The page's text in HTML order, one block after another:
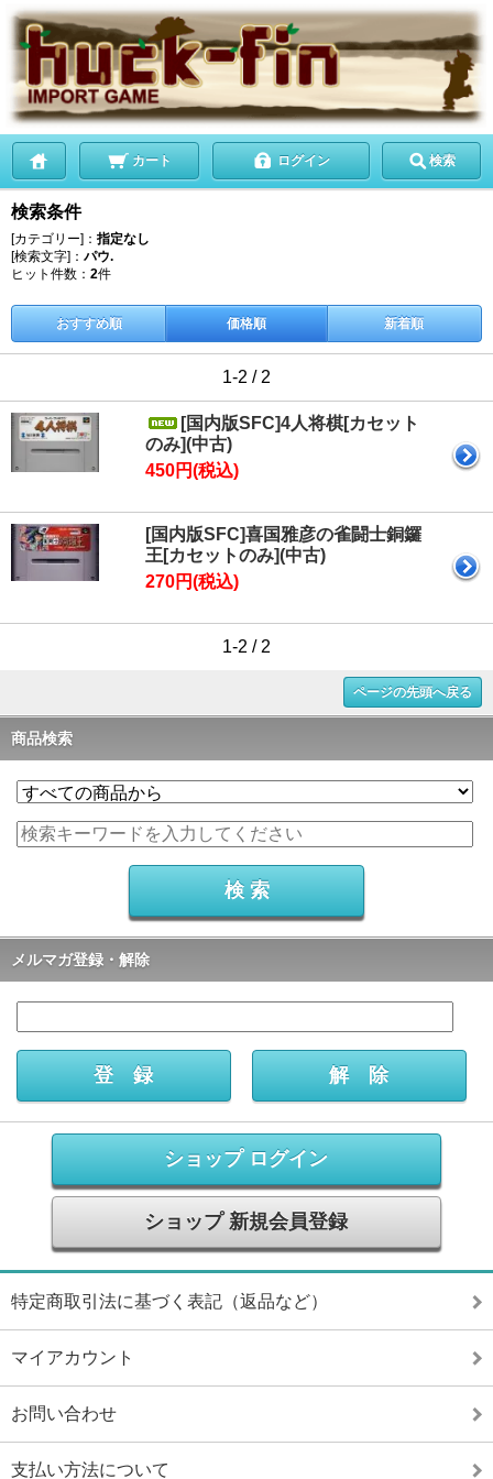
カート ログイン 検索
検索条件
[カテゴリー]： 指定なし
[検索文字]： パウ.
ヒット件数： 2件
おすすめ順 価格順 新着順
1-2 / 2
[国内版SFC]4人将棋[カセット
のみ](中古)
450円(税込)
[国内版SFC]喜国雅彦の雀闘士銅鑼
王[カセットのみ](中古)
270円(税込)
1-2 / 2
ページの先頭へ戻る
商品検索
メルマガ登録・解除
ショップ ログイン
ショップ 新規会員登録
特定商取引法に基づく表記（返品など）
マイアカウント
お問い合わせ
支払い方法について